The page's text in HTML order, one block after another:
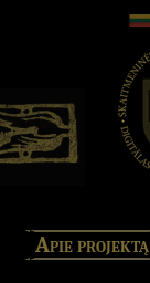
Apie projektą